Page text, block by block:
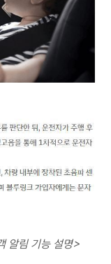
알림 기능 설명>